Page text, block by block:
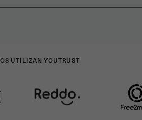
UTILIZAN YOUTRUST